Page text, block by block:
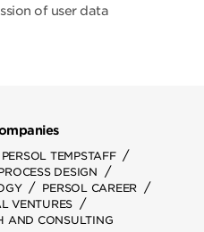
of user data
PERSOL TEMPSTAFF /
DESIGN /
/ PERSOL CAREER /
VENTURES /
AND CONSULTING